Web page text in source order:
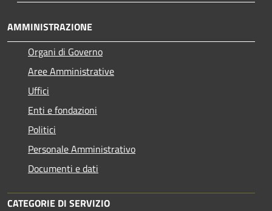
AMMINISTRAZIONE
Organi di Governo
Aree Amministrative
Uffici
Enti e fondazioni
Politici
Personale Amministrativo
Documenti e dati
CATEGORIE DI SERVIZIO